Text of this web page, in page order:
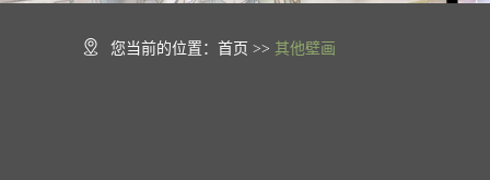
您当前的位置： 首页 >> 其他壁画